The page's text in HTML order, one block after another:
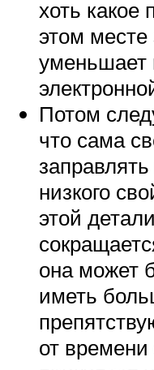
хоть какое
этом месте
уменьшает
Потом
что сама
низкого
этой
она может
иметь
от